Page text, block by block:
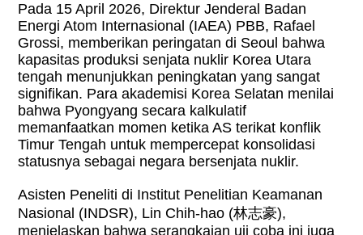
Pada 15 April 2026, Direktur Jenderal Badan
Energi Atom Internasional (IAEA) PBB, Rafael
Grossi, memberikan peringatan di Seoul bahwa
kapasitas produksi senjata nuklir Korea Utara
tengah menunjukkan peningkatan yang sangat
signifikan. Para akademisi Korea Selatan menilai
bahwa Pyongyang secara kalkulatif
memanfaatkan momen ketika AS terikat konflik
Timur Tengah untuk mempercepat konsolidasi
statusnya sebagai negara bersenjata nuklir.
Asisten Peneliti di Institut Penelitian Keamanan
Nasional (INDSR), Lin Chih-hao (林志豪),
menjelaskan bahwa serangkaian uji coba ini juga